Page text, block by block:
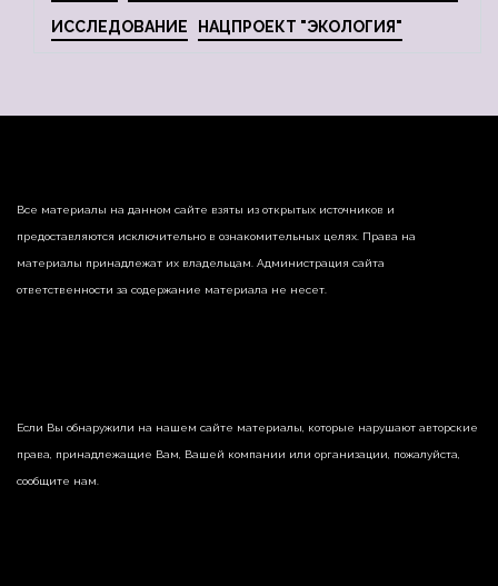
ИССЛЕДОВАНИЕ НАЦПРОЕКТ "ЭКОЛОГИЯ"
Все материалы на данном сайте взяты из открытых источников и
предоставляются исключительно в ознакомительных целях. Права на
материалы принадлежат их владельцам. Администрация сайта
ответственности за содержание материала не несет.
Если Вы обнаружили на нашем сайте материалы, которые нарушают авторские
права, принадлежащие Вам, Вашей компании или организации, пожалуйста,
сообщите нам.